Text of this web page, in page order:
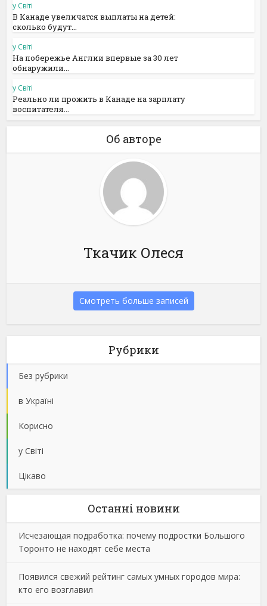
у Світі
В Канаде увеличатся выплаты на детей:
сколько будут...
у Світі
На побережье Англии впервые за 30 лет
обнаружили...
у Світі
Реально ли прожить в Канаде на зарплату
воспитателя...
Об авторе
Ткачик Олеся
Смотреть больше записей
Рубрики
Без рубрики
в Україні
Корисно
у Світі
Цікаво
Останнi новини
Исчезающая подработка: почему подростки Большого
Торонто не находят себе места
Появился свежий рейтинг самых умных городов мира:
кто его возглавил